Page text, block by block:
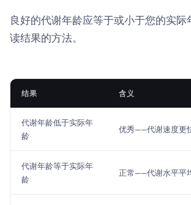
良好的代谢年龄应等于或小于您的实
读结果的方法。
结果 含义
代谢年龄低于实际年
龄
优秀——代谢速度更
代谢年龄等于实际年
龄
正常——代谢水平平